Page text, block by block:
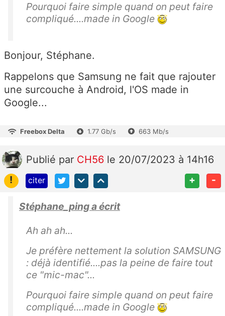
Pourquoi faire simple quand on peut faire
compliqué....made in Google
Bonjour, Stéphane.
Rappelons que Samsung ne fait que rajouter
une surcouche à Android, l'OS made in
Google...
Freebox Delta 1.77 Gb/s 663 Mb/s
Publié par CH56 le 20/07/2023 à 14h16
!
citer + -
Stéphane_ping a écrit
Ah ah ah...
Je préfère nettement la solution SAMSUNG
: déjà identifié....pas la peine de faire tout
ce "mic-mac"...
Pourquoi faire simple quand on peut faire
compliqué....made in Google